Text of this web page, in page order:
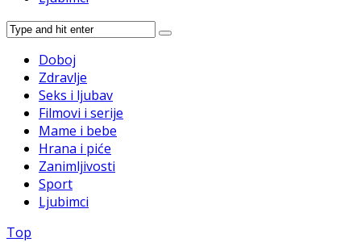
Doboj
Zdravlje
Seks i ljubav
Filmovi i serije
Mame i bebe
Hrana i piće
Zanimljivosti
Sport
Ljubimci
Top